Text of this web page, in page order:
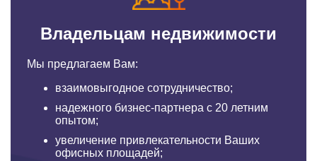
Владельцам недвижимости
Мы предлагаем Вам:
взаимовыгодное сотрудничество;
надежного бизнес-партнера с 20 летним
опытом;
увеличение привлекательности Ваших
офисных площадей;